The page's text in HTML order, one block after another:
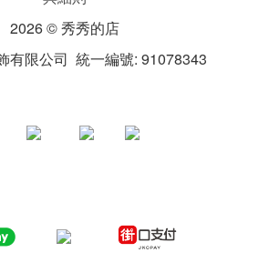
2026 © 秀秀的店
有限公司 統一編號: 91078343